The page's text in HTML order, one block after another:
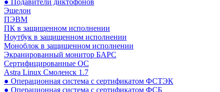
Эшелон
ПЭВМ
ПК в защищенном исполнении
Ноутбук в защищенном исполнении
Моноблок в защищенном исполнении
Экранированный монитор БАРС
Сертифицированные ОС
Astra Linux Смоленск 1.7
● Операционная система с сертификатом ФСТЭК
● Операционная система с сертификатом ФСБ